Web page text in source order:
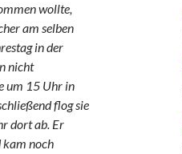
wollte,
am selben
in der
nicht
um 15 Uhr in
flog sie
dort ab. Er
kam noch